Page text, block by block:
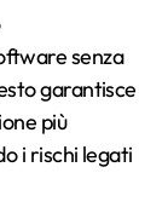
senza
garantisce
più
i rischi legati